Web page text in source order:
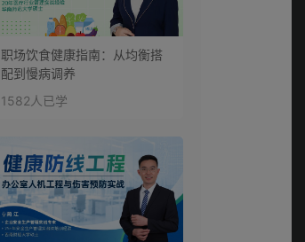
职场饮食健康指南：从均衡搭
配到慢病调养
1582人已学